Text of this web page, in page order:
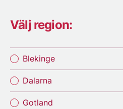
Välj region:
Blekinge
Dalarna
Gotland